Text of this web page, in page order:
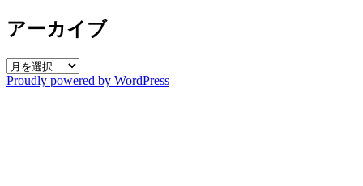
アーカイブ
ア
ー
Proudly powered by WordPress